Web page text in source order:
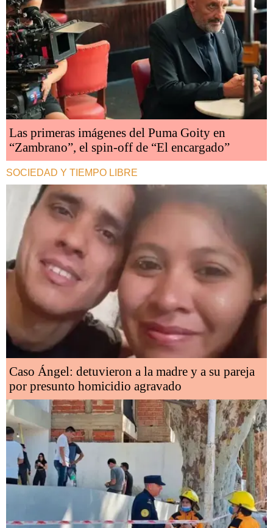
Las primeras imágenes del Puma Goity en
“Zambrano”, el spin-off de “El encargado”
SOCIEDAD Y TIEMPO LIBRE
Caso Ángel: detuvieron a la madre y a su pareja
por presunto homicidio agravado